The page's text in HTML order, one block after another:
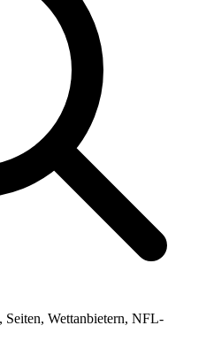
Seiten, Wettanbietern, NFL-